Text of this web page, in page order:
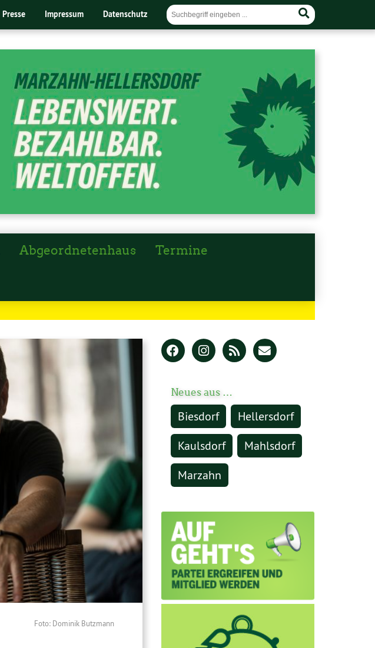
Presse Impressum Datenschutz
Abgeordnetenhaus Termine
Foto: Dominik Butzmann
Neues aus …
Biesdorf
Hellersdorf
Kaulsdorf
Mahlsdorf
Marzahn